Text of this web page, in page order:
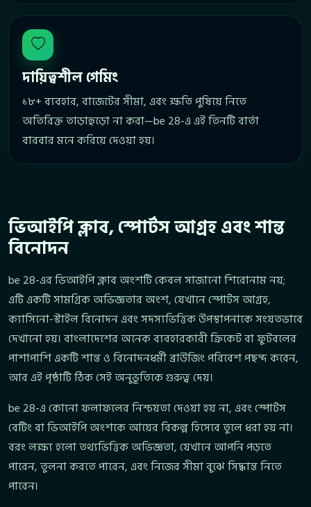
দায়িত্বশীল গেমিং
১৮+ ব্যবহার, বাজেটের সীমা, এবং ক্ষতি পুষিয়ে নিতে
অতিরিক্ত তাড়াহুড়ো না করা—be 28-এ এই তিনটি বার্তা
বারবার মনে করিয়ে দেওয়া হয়।
ভিআইপি ক্লাব, স্পোর্টস আগ্রহ এবং শান্ত
বিনোদন
be 28-এর ভিআইপি ক্লাব অংশটি কেবল সাজানো শিরোনাম নয়;
এটি একটি সামগ্রিক অভিজ্ঞতার অংশ, যেখানে স্পোর্টস আগ্রহ,
ক্যাসিনো-স্টাইল বিনোদন এবং সদস্যভিত্তিক উপস্থাপনাকে সংযতভাবে
দেখানো হয়। বাংলাদেশের অনেক ব্যবহারকারী ক্রিকেট বা ফুটবলের
পাশাপাশি একটি শান্ত ও বিনোদনধর্মী ব্রাউজিং পরিবেশ পছন্দ করেন,
আর এই পৃষ্ঠাটি ঠিক সেই অনুভূতিকে গুরুত্ব দেয়।
be 28-এ কোনো ফলাফলের নিশ্চয়তা দেওয়া হয় না, এবং স্পোর্টস
বেটিং বা ভিআইপি অংশকে আয়ের বিকল্প হিসেবে তুলে ধরা হয় না।
বরং লক্ষ্য হলো তথ্যভিত্তিক অভিজ্ঞতা, যেখানে আপনি পড়তে
পারেন, তুলনা করতে পারেন, এবং নিজের সীমা বুঝে সিদ্ধান্ত নিতে
পারেন।